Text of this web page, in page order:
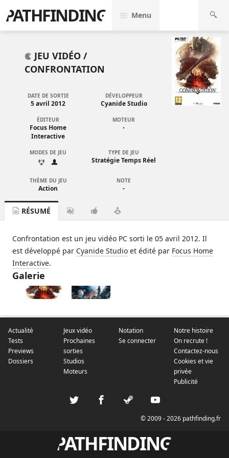
PATHFINDING Menu
JEU VIDÉO /
CONFRONTATION
DATE DE SORTIE
5 avril 2012
DÉVELOPPEUR
Cyanide Studio
ÉDITEUR
Focus Home
Interactive
MOTEUR
-
MODES DE JEU TYPE DE JEU
Stratégie Temps Réel
THÈME DU JEU
Action
NOTE
-
RÉSUMÉ
Confrontation est un jeu vidéo PC sorti le 05 avril 2012. Il
est développé par Cyanide Studio et édité par Focus Home
Interactive.
Galerie
Actualité
Tests
Previews
Dossiers
Jeux vidéo
Prochaines
sorties
Studios
Moteurs
Notation
Se connecter
Notre histoire
On recrute !
Contactez-nous
Cookies et vie
privée
Publicité
© 2009 - 2026 pathfinding.fr
PATHFINDING